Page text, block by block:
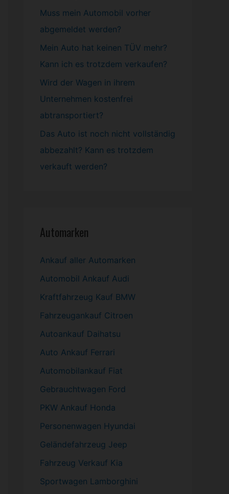
Muss mein Automobil vorher
abgemeldet werden?
Mein Auto hat keinen TÜV mehr?
Kann ich es trotzdem verkaufen?
Wird der Wagen in ihrem
Unternehmen kostenfrei
abtransportiert?
Das Auto ist noch nicht vollständig
abbezahlt? Kann es trotzdem
verkauft werden?
Automarken
Ankauf aller Automarken
Automobil Ankauf Audi
Kraftfahrzeug Kauf BMW
Fahrzeugankauf Citroen
Autoankauf Daihatsu
Auto Ankauf Ferrari
Automobilankauf Fiat
Gebrauchtwagen Ford
PKW Ankauf Honda
Personenwagen Hyundai
Geländefahrzeug Jeep
Fahrzeug Verkauf Kia
Sportwagen Lamborghini